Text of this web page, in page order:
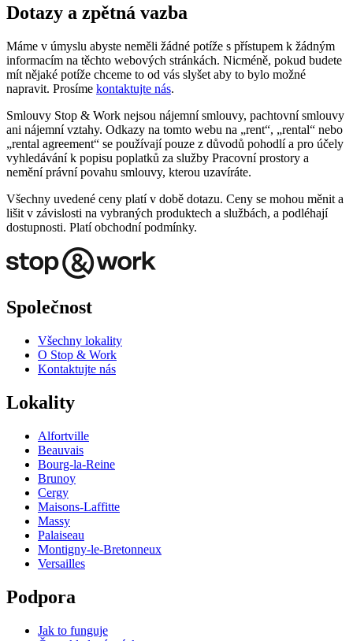
Dotazy a zpětná vazba
Máme v úmyslu abyste neměli žádné potíže s přístupem k žádným
informacím na těchto webových stránkách. Nicméně, pokud budete
mít nějaké potíže chceme to od vás slyšet aby to bylo možné
napravit. Prosíme kontaktujte nás.
Smlouvy Stop & Work nejsou nájemní smlouvy, pachtovní smlouvy
ani nájemní vztahy. Odkazy na tomto webu na „rent“, „rental“ nebo
„rental agreement“ se používají pouze z důvodů pohodlí a pro účely
vyhledávání k popisu poplatků za služby Pracovní prostory a
nemění právní povahu smlouvy, kterou uzavíráte.
Všechny uvedené ceny platí v době dotazu. Ceny se mohou měnit a
lišit v závislosti na vybraných produktech a službách, a podléhají
dostupnosti. Platí obchodní podmínky.
Společnost
Všechny lokality
O Stop & Work
Kontaktujte nás
Lokality
Alfortville
Beauvais
Bourg-la-Reine
Brunoy
Cergy
Maisons-Laffitte
Massy
Palaiseau
Montigny-le-Bretonneux
Versailles
Podpora
Jak to funguje